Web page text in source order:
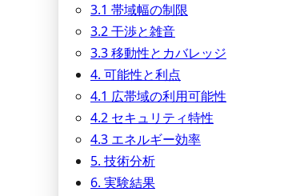
3.1 帯域幅の制限
3.2 干渉と雑音
3.3 移動性とカバレッジ
4. 可能性と利点
4.1 広帯域の利用可能性
4.2 セキュリティ特性
4.3 エネルギー効率
5. 技術分析
6. 実験結果